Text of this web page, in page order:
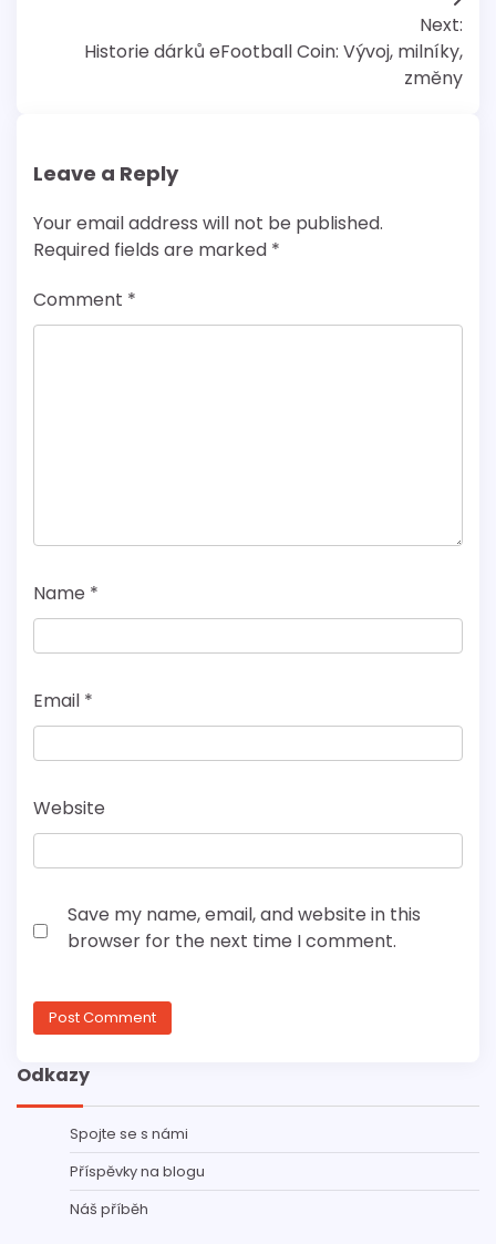
navigation
Next:
Historie dárků eFootball Coin: Vývoj, milníky,
změny
Leave a Reply
Your email address will not be published.
Required fields are marked *
Comment *
Name *
Email *
Website
Save my name, email, and website in this
browser for the next time I comment.
Odkazy
Spojte se s námi
Příspěvky na blogu
Náš příběh